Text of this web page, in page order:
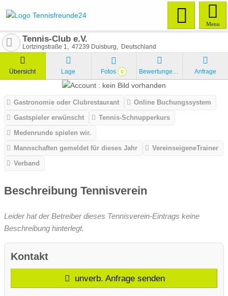
Menu
Tennis-Club e.V.
Lortzingstraße 1 47239 Duisburg Deutschland
Übersicht Lage Fotos 0 Bewertungen Anfrage
Gastronomie oder Clubrestaurant
Online Buchungssystem
Gastspieler erwünscht
Tennis-Schnupperkurs
Medenrunde spielen wir.
Mannschaften gemeldet für dieses Jahr
VereinseigeneTrainer
Verband
Beschreibung Tennisverein
Leider hat der Betreiber dieses Tennisverein-Eintrags keine
Beschreibung hinterlegt.
Kontakt
unverb. Anfrage senden